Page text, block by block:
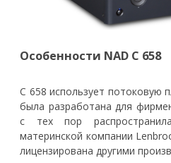
Особенности NAD C 658
C 658 использует потоковую
была разработана для
с тех пор
материнской компании
лицензирована другими